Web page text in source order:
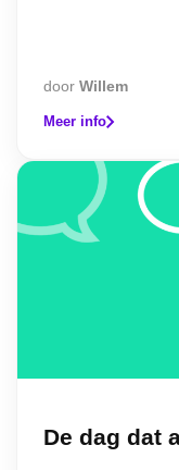
door Willem
Meer info
De dag dat